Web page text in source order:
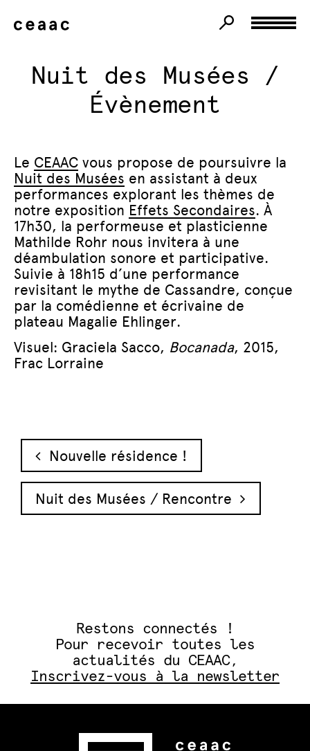
Nuit des Musées /
Évènement
Le CEAAC vous propose de poursuivre la
Nuit des Musées en assistant à deux
performances explorant les thèmes de
notre exposition Effets Secondaires. À
17h30, la performeuse et plasticienne
Mathilde Rohr nous invitera à une
déambulation sonore et participative.
Suivie à 18h15 d’une performance
revisitant le mythe de Cassandre, conçue
par la comédienne et écrivaine de
plateau Magalie Ehlinger.
Visuel: Graciela Sacco, Bocanada, 2015,
Frac Lorraine
Navigation des articles
Nouvelle résidence !
Nuit des Musées / Rencontre
Restons connectés !
Pour recevoir toutes les
actualités du CEAAC,
Inscrivez-vous à la newsletter